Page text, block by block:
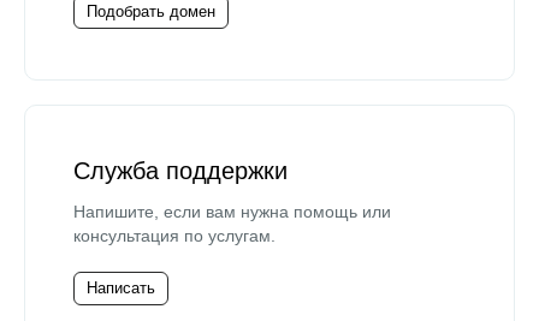
Подобрать домен
Служба поддержки
Напишите, если вам нужна помощь или
консультация по услугам.
Написать